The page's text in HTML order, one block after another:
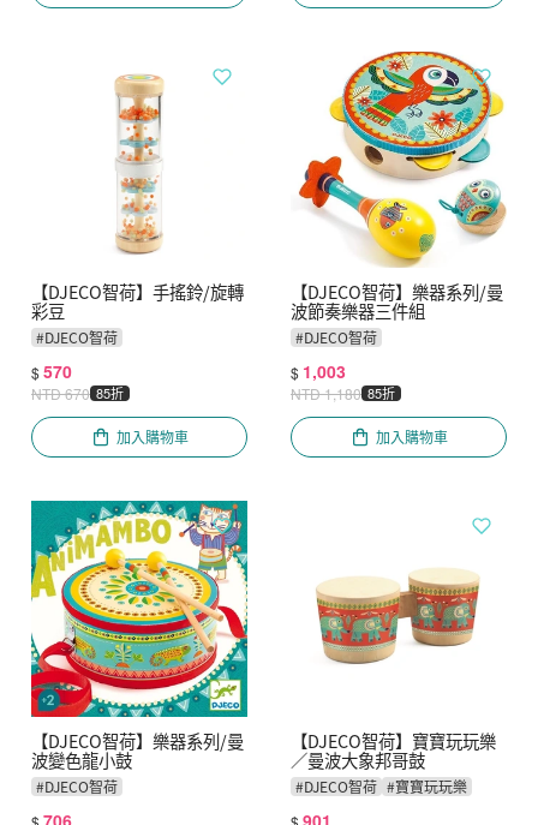
【DJECO智荷】手搖鈴/旋轉
彩豆
#DJECO智荷
$570
NTD670 85折
加入購物車
【DJECO智荷】樂器系列/曼
波節奏樂器三件組
#DJECO智荷
$ 1,003
NTD1,180 85折
加入購物車
【DJECO智荷】樂器系列/曼
波變色龍小鼓
#DJECO智荷
【DJECO智荷】寶寶玩玩樂
／曼波大象邦哥鼓
#DJECO智荷 #寶寶玩玩樂